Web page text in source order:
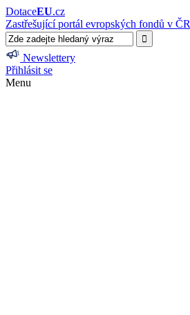
DotaceEU.cz
Zastřešující portál evropských fondů v ČR
Newslettery
Přihlásit se
Menu